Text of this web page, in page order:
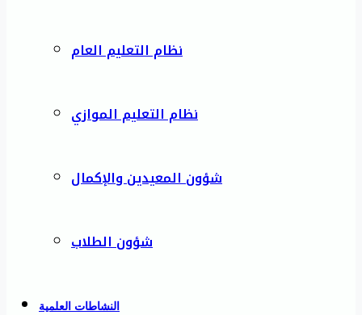
نظام التعليم العام
نظام التعليم الموازي
شؤون المعيدين والإكمال
شؤون الطلاب
النشاطات العلمية